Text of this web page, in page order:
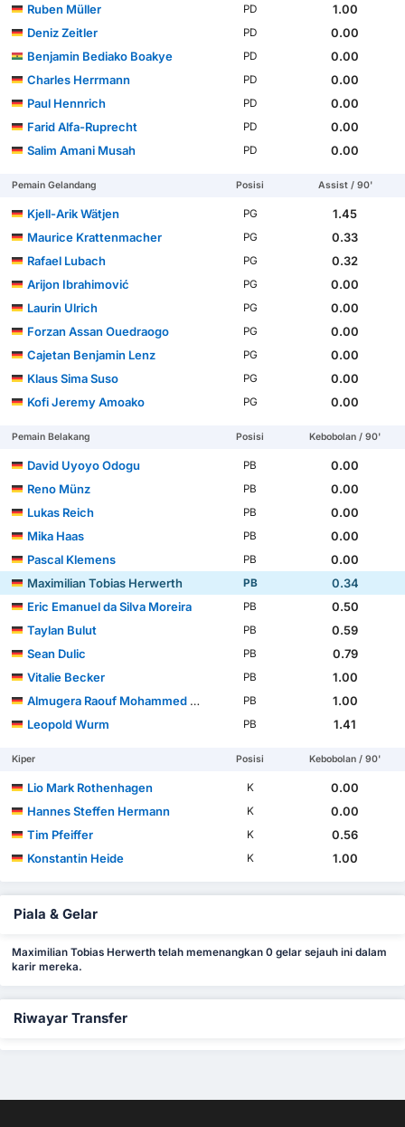
Ruben Müller
PD
1.00
Deniz Zeitler
PD
0.00
Benjamin Bediako Boakye
PD
0.00
Charles Herrmann
PD
0.00
Paul Hennrich
PD
0.00
Farid Alfa-Ruprecht
PD
0.00
Salim Amani Musah
PD 0.00
Pemain Gelandang Posisi Assist / 90'
Kjell-Arik Wätjen PG
1.45
Maurice Krattenmacher
PG
0.33
Rafael Lubach
PG
0.32
Arijon Ibrahimović
PG
0.00
Laurin Ulrich
PG
0.00
Forzan Assan Ouedraogo
PG
0.00
Cajetan Benjamin Lenz
PG
0.00
Klaus Sima Suso
PG
0.00
Kofi Jeremy Amoako
PG 0.00
Pemain Belakang Posisi Kebobolan / 90'
David Uyoyo Odogu PB
0.00
Reno Münz
PB
0.00
Lukas Reich
PB
0.00
Mika Haas
PB
0.00
Pascal Klemens
PB
0.00
Maximilian Tobias Herwerth
PB
0.34
Eric Emanuel da Silva Moreira
PB
0.50
Taylan Bulut
PB
0.59
Sean Dulic
PB
0.79
Vitalie Becker
PB
1.00
Almugera Raouf Mohammed Kabar
PB
1.00
Leopold Wurm
PB 1.41
Kiper Posisi Kebobolan / 90'
Lio Mark Rothenhagen K
0.00
Hannes Steffen Hermann
K
0.00
Tim Pfeiffer
K
0.56
Konstantin Heide
K 1.00
Piala & Gelar
Maximilian Tobias Herwerth telah memenangkan 0 gelar sejauh ini dalam
karir mereka.
Riwayar Transfer